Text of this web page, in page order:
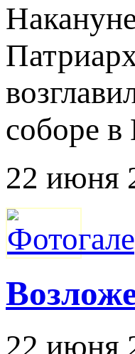
соборе в
22 июня
22 июня